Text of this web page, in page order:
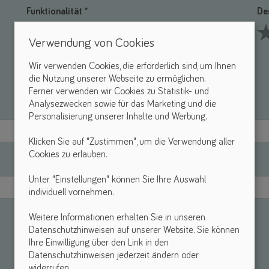
Funktionalität *
1 Stars2 Stars3 Stars4 Stars5 Stars
Verwendung von Cookies
Wir verwenden Cookies, die erforderlich sind, um Ihnen
die Nutzung unserer Webseite zu ermöglichen.
Ferner verwenden wir Cookies zu Statistik- und
Analysezwecken sowie für das Marketing und die
Personalisierung unserer Inhalte und Werbung.
Klicken Sie auf "Zustimmen", um die Verwendung aller
Cookies zu erlauben.
Unter "Einstellungen" können Sie Ihre Auswahl
individuell vornehmen.
Weitere Informationen erhalten Sie in unseren
Datenschutzhinweisen auf unserer Website. Sie können
Ihre Einwilligung über den Link in den
Datenschutzhinweisen jederzeit ändern oder